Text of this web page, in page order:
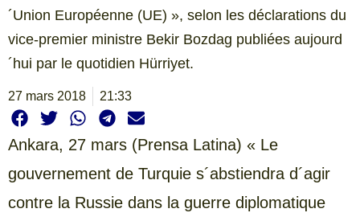
´Union Européenne (UE) », selon les déclarations du
vice-premier ministre Bekir Bozdag publiées aujourd
´hui par le quotidien Hürriyet.
27 mars 2018 21:33
Ankara, 27 mars (Prensa Latina) « Le
gouvernement de Turquie s´abstiendra d´agir
contre la Russie dans la guerre diplomatique